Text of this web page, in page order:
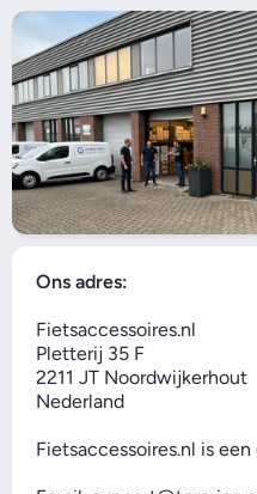
Ons adres:
Fietsaccessoires.nl
Pletterij 35 F
2211 JT Noordwijkerhout
Nederland
Fietsaccessoires.nl is